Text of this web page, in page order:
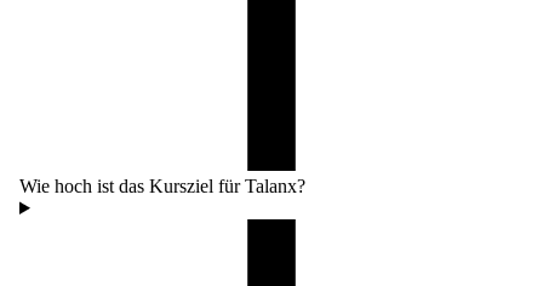
Wie hoch ist das Kursziel für Talanx?